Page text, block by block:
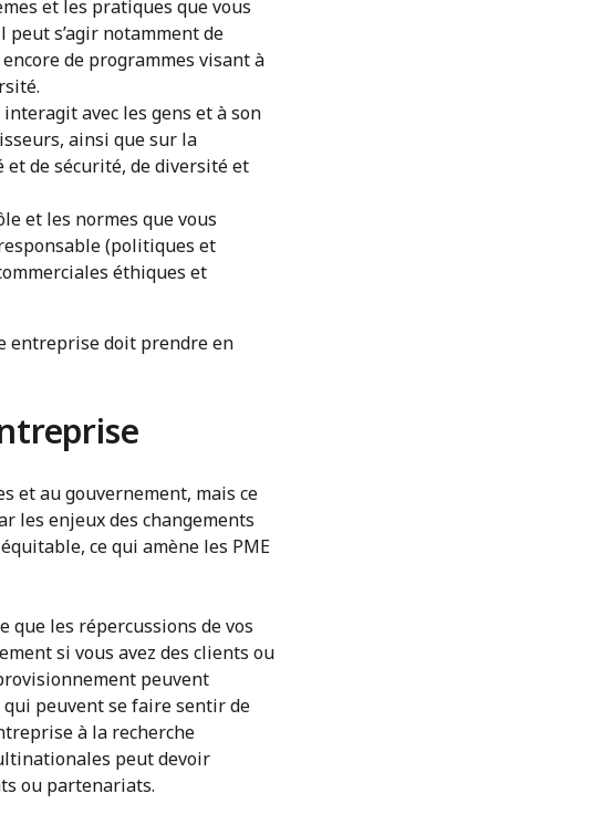
et les pratiques que vous
s’agir notamment de
de programmes visant à
avec les gens et à son
ainsi que sur la
de sécurité, de diversité et
et les normes que vous
(politiques et
éthiques et
entreprise doit prendre en
et au gouvernement, mais ce
les enjeux des changements
ce qui amène les PME
que les répercussions de vos
si vous avez des clients ou
peuvent
peuvent se faire sentir de
à la recherche
peut devoir
ou partenariats.